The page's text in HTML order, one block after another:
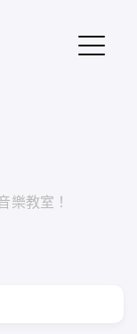
樂教室！